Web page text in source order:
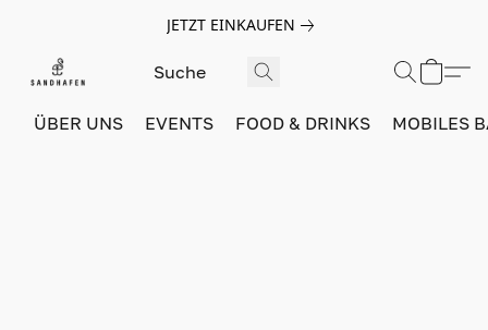
JETZT EINKAUFEN
ÜBER UNS EVENTS FOOD & DRINKS MOBILES